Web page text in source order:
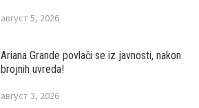
август 5, 2026
Ariana Grande povlači se iz javnosti, nakon
brojnih uvreda!
август 3, 2026